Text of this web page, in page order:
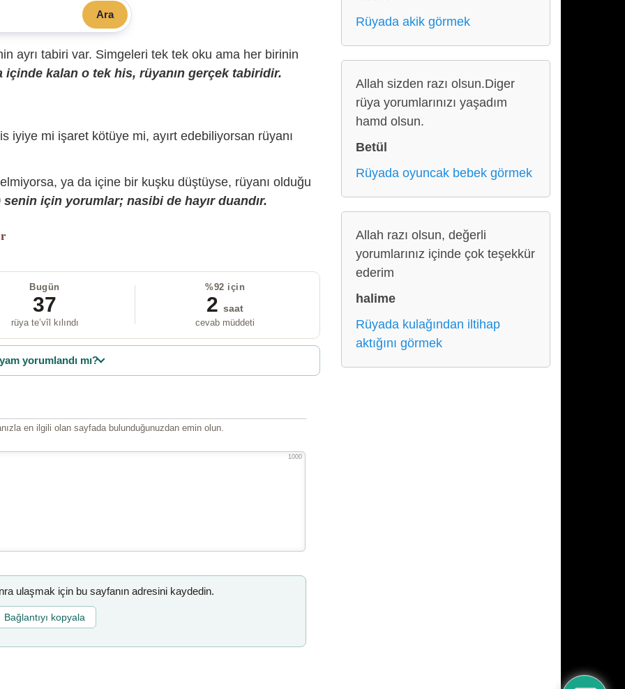
Ara
ayrı tabiri var. Simgeleri tek tek oku ama her birinin
içinde kalan o tek his, rüyanın gerçek tabiridir.
iyiye mi işaret kötüye mi, ayırt edebiliyorsan rüyanı
ya da içine bir kuşku düştüyse, rüyanı olduğu
için yorumlar; nasibi de hayır duandır.
Bugün
37
rüya te’vîl kılındı
%92 için
2 saat
cevab müddeti
yorumlandı mı?
en ilgili olan sayfada bulunduğunuzdan emin olun.
1000
ulaşmak için bu sayfanın adresini kaydedin.
Bağlantıyı kopyala
Rüyada akik görmek
Allah sizden razı olsun.Diger
rüya yorumlarınızı yaşadım
hamd olsun.
Betül
Rüyada oyuncak bebek görmek
Allah razı olsun, değerli
yorumlarınız içinde çok teşekkür
ederim
halime
Rüyada kulağından iltihap
aktığını görmek